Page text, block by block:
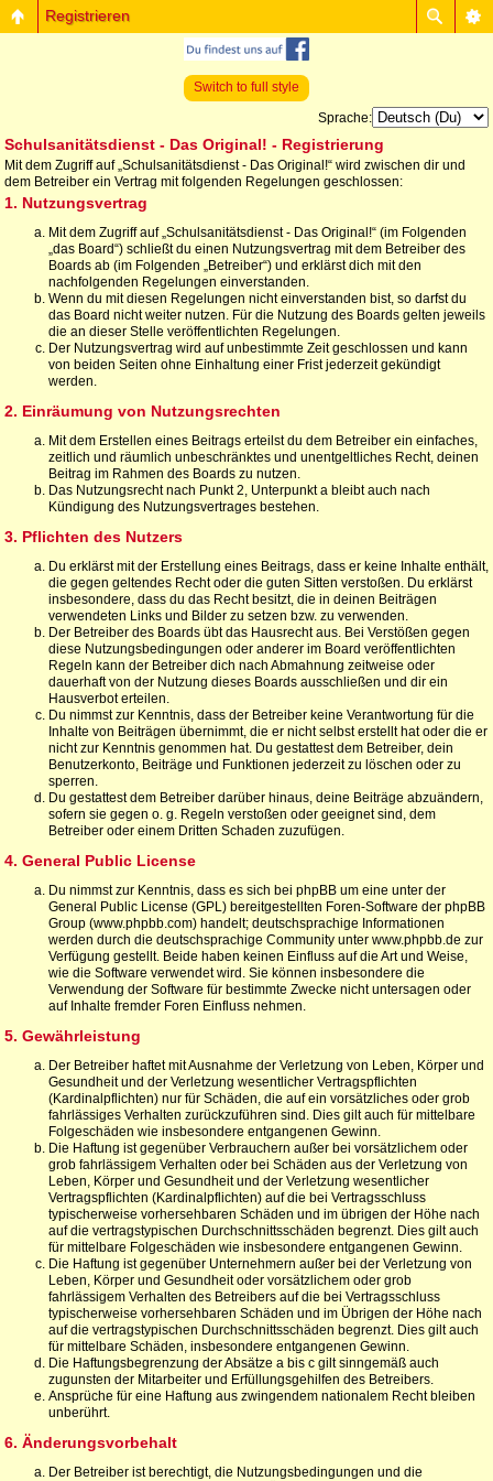
Registrieren
Switch to full style
Sprache:
Schulsanitätsdienst - Das Original! - Registrierung
Mit dem Zugriff auf „Schulsanitätsdienst - Das Original!“ wird zwischen dir und
dem Betreiber ein Vertrag mit folgenden Regelungen geschlossen:
1. Nutzungsvertrag
Mit dem Zugriff auf „Schulsanitätsdienst - Das Original!“ (im Folgenden
„das Board“) schließt du einen Nutzungsvertrag mit dem Betreiber des
Boards ab (im Folgenden „Betreiber“) und erklärst dich mit den
nachfolgenden Regelungen einverstanden.
Wenn du mit diesen Regelungen nicht einverstanden bist, so darfst du
das Board nicht weiter nutzen. Für die Nutzung des Boards gelten jeweils
die an dieser Stelle veröffentlichten Regelungen.
Der Nutzungsvertrag wird auf unbestimmte Zeit geschlossen und kann
von beiden Seiten ohne Einhaltung einer Frist jederzeit gekündigt
werden.
2. Einräumung von Nutzungsrechten
Mit dem Erstellen eines Beitrags erteilst du dem Betreiber ein einfaches,
zeitlich und räumlich unbeschränktes und unentgeltliches Recht, deinen
Beitrag im Rahmen des Boards zu nutzen.
Das Nutzungsrecht nach Punkt 2, Unterpunkt a bleibt auch nach
Kündigung des Nutzungsvertrages bestehen.
3. Pflichten des Nutzers
Du erklärst mit der Erstellung eines Beitrags, dass er keine Inhalte enthält,
die gegen geltendes Recht oder die guten Sitten verstoßen. Du erklärst
insbesondere, dass du das Recht besitzt, die in deinen Beiträgen
verwendeten Links und Bilder zu setzen bzw. zu verwenden.
Der Betreiber des Boards übt das Hausrecht aus. Bei Verstößen gegen
diese Nutzungsbedingungen oder anderer im Board veröffentlichten
Regeln kann der Betreiber dich nach Abmahnung zeitweise oder
dauerhaft von der Nutzung dieses Boards ausschließen und dir ein
Hausverbot erteilen.
Du nimmst zur Kenntnis, dass der Betreiber keine Verantwortung für die
Inhalte von Beiträgen übernimmt, die er nicht selbst erstellt hat oder die er
nicht zur Kenntnis genommen hat. Du gestattest dem Betreiber, dein
Benutzerkonto, Beiträge und Funktionen jederzeit zu löschen oder zu
sperren.
Du gestattest dem Betreiber darüber hinaus, deine Beiträge abzuändern,
sofern sie gegen o. g. Regeln verstoßen oder geeignet sind, dem
Betreiber oder einem Dritten Schaden zuzufügen.
4. General Public License
Du nimmst zur Kenntnis, dass es sich bei phpBB um eine unter der
General Public License (GPL) bereitgestellten Foren-Software der phpBB
Group (www.phpbb.com) handelt; deutschsprachige Informationen
werden durch die deutschsprachige Community unter www.phpbb.de zur
Verfügung gestellt. Beide haben keinen Einfluss auf die Art und Weise,
wie die Software verwendet wird. Sie können insbesondere die
Verwendung der Software für bestimmte Zwecke nicht untersagen oder
auf Inhalte fremder Foren Einfluss nehmen.
5. Gewährleistung
Der Betreiber haftet mit Ausnahme der Verletzung von Leben, Körper und
Gesundheit und der Verletzung wesentlicher Vertragspflichten
(Kardinalpflichten) nur für Schäden, die auf ein vorsätzliches oder grob
fahrlässiges Verhalten zurückzuführen sind. Dies gilt auch für mittelbare
Folgeschäden wie insbesondere entgangenen Gewinn.
Die Haftung ist gegenüber Verbrauchern außer bei vorsätzlichem oder
grob fahrlässigem Verhalten oder bei Schäden aus der Verletzung von
Leben, Körper und Gesundheit und der Verletzung wesentlicher
Vertragspflichten (Kardinalpflichten) auf die bei Vertragsschluss
typischerweise vorhersehbaren Schäden und im übrigen der Höhe nach
auf die vertragstypischen Durchschnittsschäden begrenzt. Dies gilt auch
für mittelbare Folgeschäden wie insbesondere entgangenen Gewinn.
Die Haftung ist gegenüber Unternehmern außer bei der Verletzung von
Leben, Körper und Gesundheit oder vorsätzlichem oder grob
fahrlässigem Verhalten des Betreibers auf die bei Vertragsschluss
typischerweise vorhersehbaren Schäden und im Übrigen der Höhe nach
auf die vertragstypischen Durchschnittsschäden begrenzt. Dies gilt auch
für mittelbare Schäden, insbesondere entgangenen Gewinn.
Die Haftungsbegrenzung der Absätze a bis c gilt sinngemäß auch
zugunsten der Mitarbeiter und Erfüllungsgehilfen des Betreibers.
Ansprüche für eine Haftung aus zwingendem nationalem Recht bleiben
unberührt.
6. Änderungsvorbehalt
Der Betreiber ist berechtigt, die Nutzungsbedingungen und die